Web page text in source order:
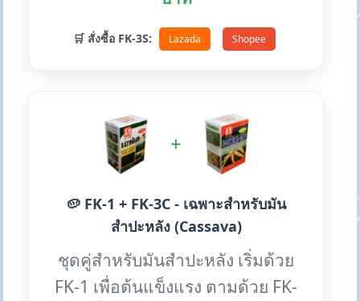
🛒 สั่งซื้อ FK-3S: Lazada Shopee
+
🥔 FK-1 + FK-3C - เฉพาะสำหรับมัน
สำปะหลัง (Cassava)
ชุดคู่สำหรับมันสำปะหลัง เริ่มด้วย
FK-1 เพื่อต้นแข็งแรง ตามด้วย FK-